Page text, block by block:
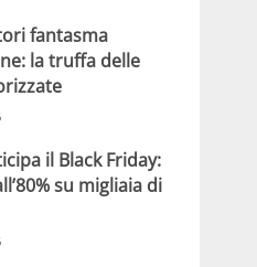
fantasma
la truffa delle
il Black Friday:
su migliaia di